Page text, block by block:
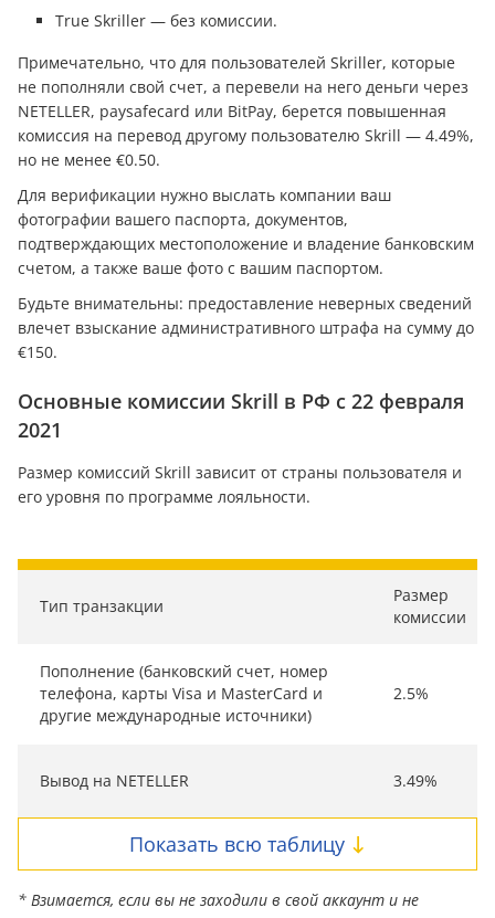
True Skriller — без комиссии.
Примечательно, что для пользователей Skriller, которые
не пополняли свой счет, а перевели на него деньги через
NETELLER, paysafecard или BitPay, берется повышенная
комиссия на перевод другому пользователю Skrill — 4.49%,
но не менее €0.50.
Для верификации нужно выслать компании ваш
фотографии вашего паспорта, документов,
подтверждающих местоположение и владение банковским
счетом, а также ваше фото с вашим паспортом.
Будьте внимательны: предоставление неверных сведений
влечет взыскание административного штрафа на сумму до
€150.
Основные комиссии Skrill в РФ с 22 февраля
2021
Размер комиссий Skrill зависит от страны пользователя и
его уровня по программе лояльности.
Тип транзакции
Размер
комиссии
Пополнение (банковский счет, номер
телефона, карты Visa и MasterCard и
другие международные источники)
2.5%
Вывод на NETELLER 3.49%
Показать всю таблицу
* Взимается, если вы не заходили в свой аккаунт и не